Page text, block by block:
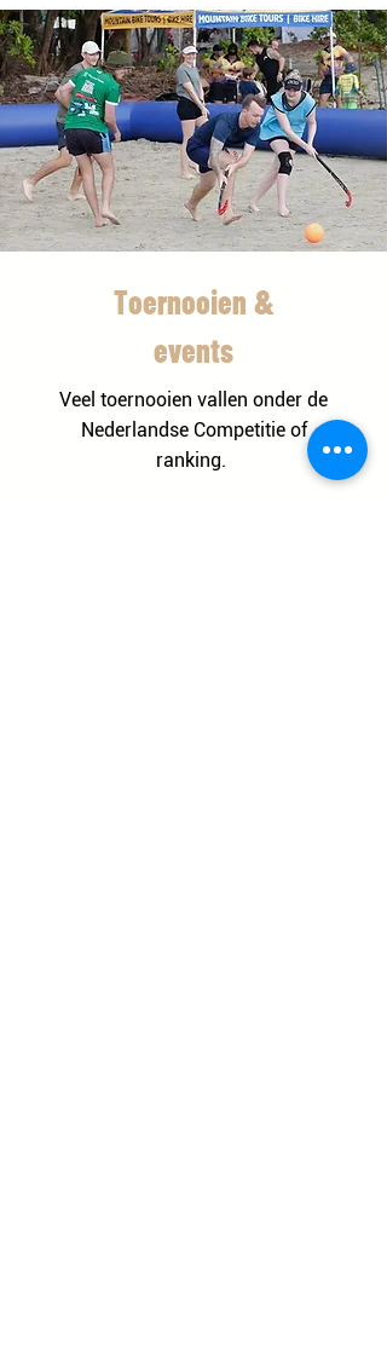
Toernooien &
events
Veel toernooien vallen onder de
Nederlandse Competitie of
ranking.